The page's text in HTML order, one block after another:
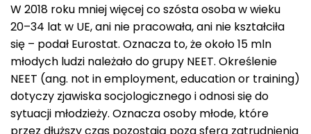
W 2018 roku mniej więcej co szósta osoba w wieku
20–34 lat w UE, ani nie pracowała, ani nie kształciła
się – podał Eurostat. Oznacza to, że około 15 mln
młodych ludzi należało do grupy NEET. Określenie
NEET (ang. not in employment, education or training)
dotyczy zjawiska socjologicznego i odnosi się do
sytuacji młodzieży. Oznacza osoby młode, które
przez dłuższy czas pozostają poza sferą zatrudnienia